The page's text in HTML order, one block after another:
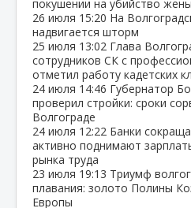
покушении на убийство
26 июля 15:20 На
надвигается шторм
25 июля 13:02 Глава
сотрудников СК с
отметил работу кадетских
24 июля 14:46 Губернатор
проверил стройки: сроки
Волгограде
24 июля 12:22 Банки
активно поднимают
рынка труда
23 июля 19:13 Триумф
плавания: золото Полины
Европы